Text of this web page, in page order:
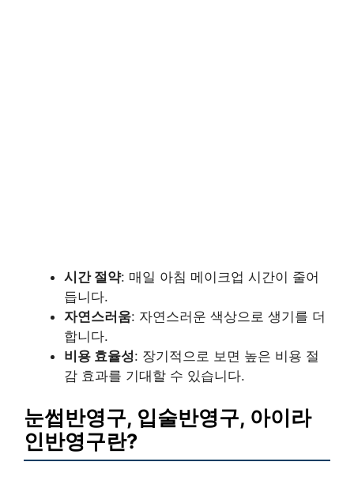
시간 절약: 매일 아침 메이크업 시간이 줄어
듭니다.
자연스러움: 자연스러운 색상으로 생기를 더
합니다.
비용 효율성: 장기적으로 보면 높은 비용 절
감 효과를 기대할 수 있습니다.
눈썹반영구, 입술반영구, 아이라
인반영구란?